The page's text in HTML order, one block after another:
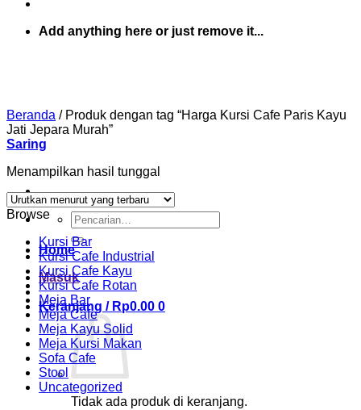
Add anything here or just remove it...
Pencarian
untuk:
Home
Masuk
Keranjang / Rp0.00 0
Tidak ada produk di keranjang.
Beranda /Produk dengan tag “Harga Kursi Cafe Paris Kayu
Jati Jepara Murah”
Saring
Menampilkan hasil tunggal
Browse
Kursi Bar
Kursi Cafe Industrial
Kursi Cafe Kayu
Kursi Cafe Rotan
Meja Bar
Meja Cafe
Meja Kayu Solid
Meja Kursi Makan
Sofa Cafe
Stool
Uncategorized